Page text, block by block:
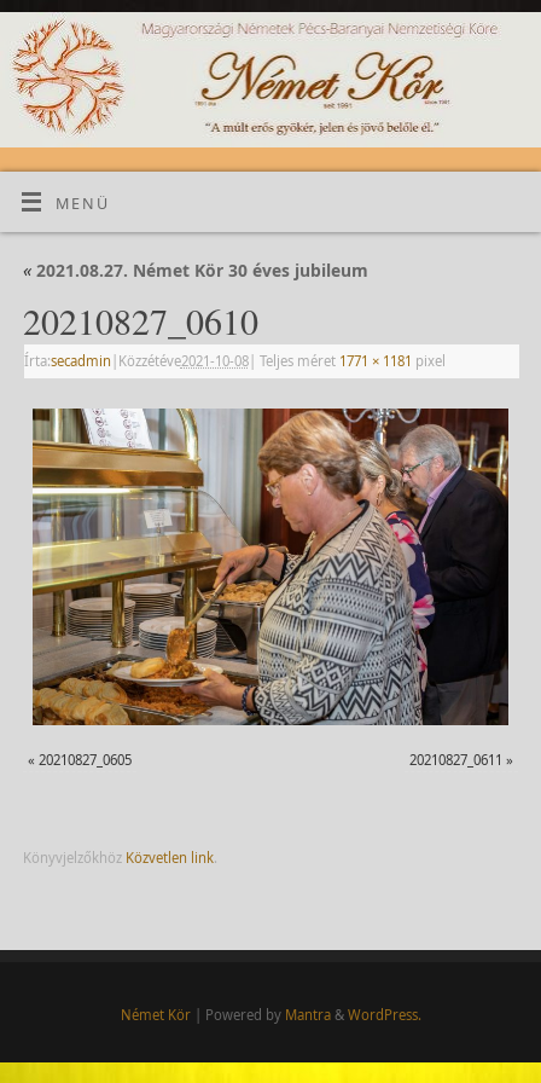
MENÜ
«2021.08.27. Német Kör 30 éves jubileum
20210827_0610
Írta:secadmin | Közzétéve2021-10-08| Teljes méret 1771 × 1181 pixel
« 20210827_0605 20210827_0611 »
Könyvjelzőkhöz Közvetlen link.
Német Kör| Powered by Mantra& WordPress.